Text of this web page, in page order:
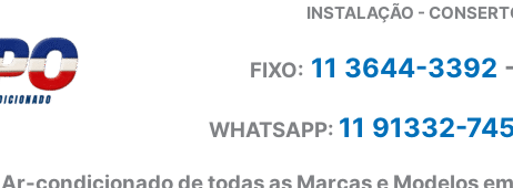
INSTALAÇÃO -
FIXO: 11 3644-3392
WHATSAPP: 11 91332-